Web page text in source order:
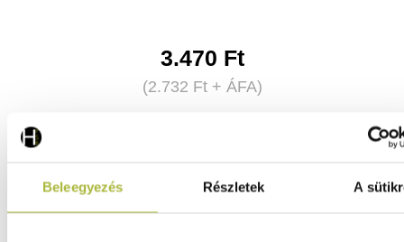
Beleegyezés Részletek A
3.470 Ft
(2.732 Ft+ ÁFA)